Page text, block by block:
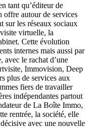
tant qu’éditeur de
autour de services
sur les réseaux sociaux
virtuelle, la
Cette évolution
internes mais aussi par
avec le rachat d’une
Immovision, Deep
plus de services aux
fiers de travailler
indépendantes partout
de La Boîte Immo,
rentrée, la société, elle
avec une nouvelle